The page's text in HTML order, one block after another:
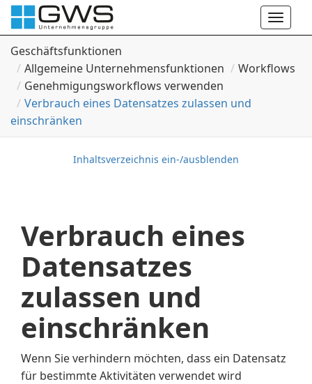
Toggle
Geschäftsfunktionen
Allgemeine Unternehmensfunktionen
Workflows
Genehmigungsworkflows verwenden
Verbrauch eines Datensatzes zulassen und
einschränken
Inhaltsverzeichnis ein-/ausblenden
Verbrauch eines
Datensatzes
zulassen und
einschränken
Wenn Sie verhindern möchten, dass ein Datensatz
für bestimmte Aktivitäten verwendet wird